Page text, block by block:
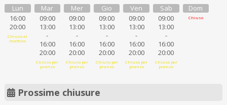
Lun
16:00
20:00
Chiuso al
mattino
Mar
09:00
13:00
-
16:00
20:00
Chiuso per
pranzo
Mer
09:00
13:00
-
16:00
20:00
Chiuso per
pranzo
Gio
09:00
13:00
-
16:00
20:00
Chiuso per
pranzo
Ven
09:00
13:00
-
16:00
20:00
Chiuso per
pranzo
Sab
09:00
13:00
-
16:00
20:00
Chiuso per
pranzo
Dom
Chiuso
Prossime chiusure